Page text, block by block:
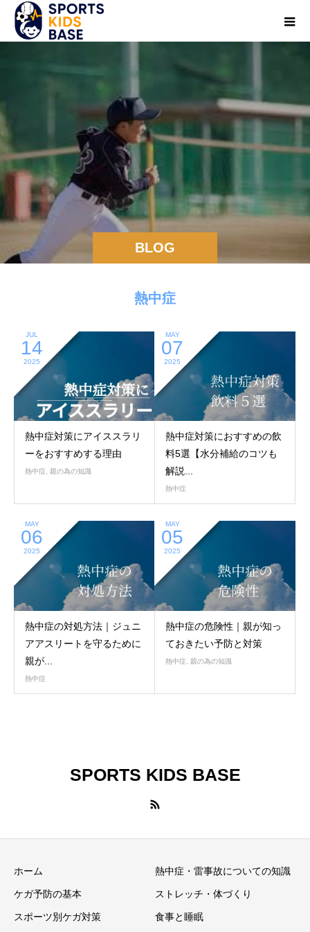
BLOG
熱中症
JUL
14
2025
熱中症対策にアイススラリ
ーをおすすめする理由
熱中症, 親の為の知識
MAY
07
2025
熱中症対策におすすめの飲
料5選【水分補給のコツも
解説...
熱中症
MAY
06
2025
熱中症の対処方法｜ジュニ
アアスリートを守るために
親が...
熱中症
MAY
05
2025
熱中症の危険性｜親が知っ
ておきたい予防と対策
熱中症 親の為の知識
SPORTS KIDS BASE
ホーム 熱中症・雷事故についての知識
ケガ予防の基本 ストレッチ・体づくり
スポーツ別ケガ対策 食事と睡眠